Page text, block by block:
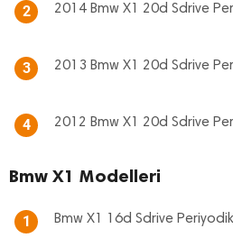
2 2014 Bmw X1 20d Sdrive
3 2013 Bmw X1 20d Sdrive
4 2012 Bmw X1 20d Sdrive
Bmw X1 Modelleri
1 Bmw X1 16d Sdrive Periyodik